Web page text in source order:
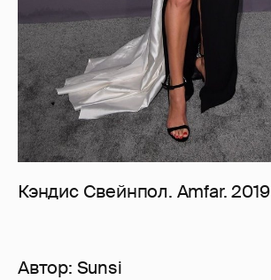
Кэндис Свейнпол. Amfar. 2019
Автор: Sunsi